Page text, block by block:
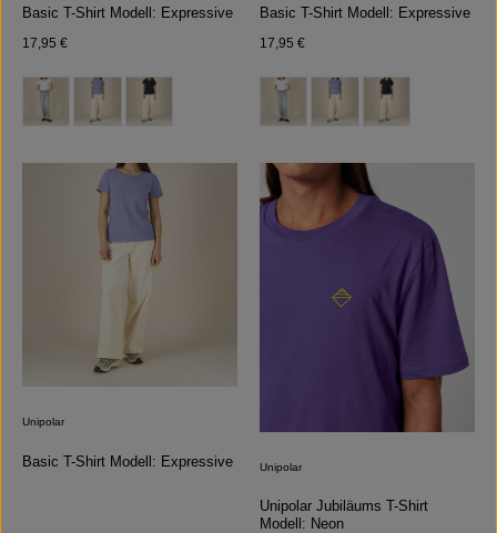
Basic T-Shirt Modell: Expressive
Regulärer Preis:
17,95 €
Farbe auswählen
Basic T-Shirt Modell: Expressive
Regulärer Preis:
17,95 €
Farbe auswählen
Unipolar
Basic T-Shirt Modell: Expressive Unipolar
Unipolar Jubiläums T-Shirt
Modell: Neon